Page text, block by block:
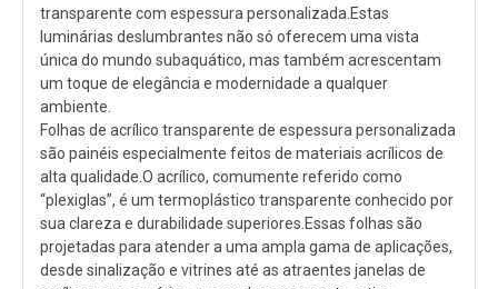
transparente com espessura personalizada.Estas
luminárias deslumbrantes não só oferecem uma vista
única do mundo subaquático, mas também acrescentam
um toque de elegância e modernidade a qualquer
ambiente.
Folhas de acrílico transparente de espessura personalizada
são painéis especialmente feitos de materiais acrílicos de
alta qualidade.O acrílico, comumente referido como
“plexiglas”, é um termoplástico transparente conhecido por
sua clareza e durabilidade superiores.Essas folhas são
projetadas para atender a uma ampla gama de aplicações,
desde sinalização e vitrines até as atraentes janelas de